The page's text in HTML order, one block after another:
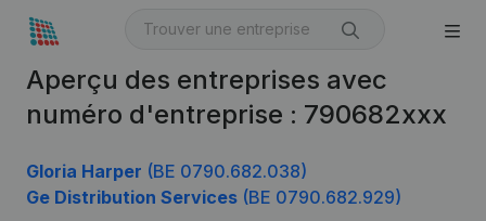
Aperçu des entreprises avec
numéro d'entreprise : 790682xxx
Gloria Harper (BE 0790.682.038)
Ge Distribution Services (BE 0790.682.929)